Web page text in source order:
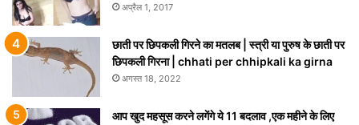
अप्रैल 1, 2017
छाती पर छिपकली गिरने का मतलब | स्त्री या पुरुष के छाती पर
छिपकली गिरना | chhati per chhipkali ka girna
अगस्त 18, 2022
आप खुद महसूस करने लगेंगे ये 11 बदलाव ,एक महीने के लिए